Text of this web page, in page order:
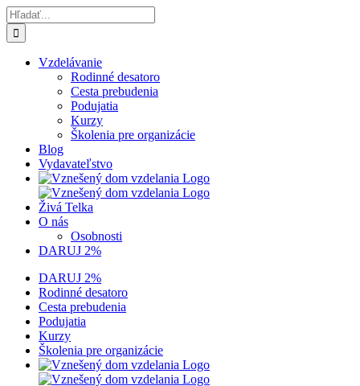
Skip
to
content
Hľadať:
Vzdelávanie
Rodinné desatoro
Cesta prebudenia
Podujatia
Kurzy
Školenia pre organizácie
Blog
Vydavateľstvo
Živá Telka
O nás
Osobnosti
DARUJ 2%
DARUJ 2%
Rodinné desatoro
Cesta prebudenia
Podujatia
Kurzy
Školenia pre organizácie